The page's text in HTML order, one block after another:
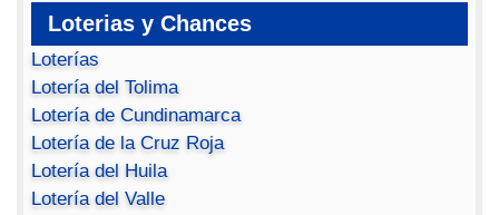
Loterias y Chances
Loterías
Lotería del Tolima
Lotería de Cundinamarca
Lotería de la Cruz Roja
Lotería del Huila
Lotería del Valle